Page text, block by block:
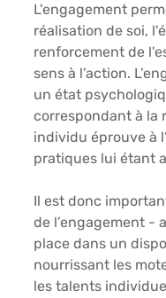
L'engagement
réalisation de soi,
renforcement de
sens à l’action.
un état
correspondant à la
individu éprouve à
pratiques lui étant
Il est donc
de l’engagement -
place dans un
nourrissant les
les talents